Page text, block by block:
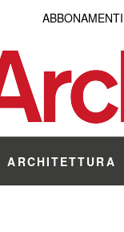
ABBONAMENTI
ARCHITETTURA